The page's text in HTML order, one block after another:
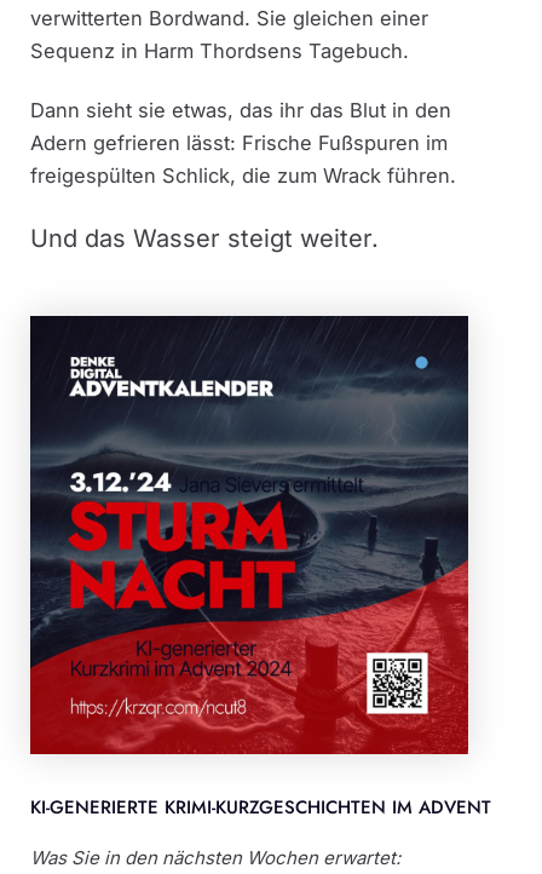
verwitterten Bordwand. Sie gleichen einer
Sequenz in Harm Thordsens Tagebuch.
Dann sieht sie etwas, das ihr das Blut in den
Adern gefrieren lässt: Frische Fußspuren im
freigespülten Schlick, die zum Wrack führen.
Und das Wasser steigt weiter.
KI-GENERIERTE KRIMI-KURZGESCHICHTEN IM ADVENT
Was Sie in den nächsten Wochen erwartet: